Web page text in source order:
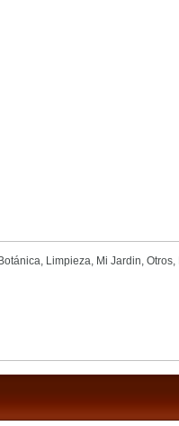
, Limpieza, Mi Jardin, Otros,